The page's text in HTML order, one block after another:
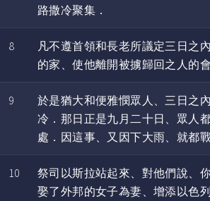
路撒冷聚集．
8
凡不遵首領和長老所議定三日之
的家、使他離開被擄歸回之人的會
9
於是猶大和便雅憫眾人、三日之
冷．那日正是九月二十日、眾人
處．因這事、又因下大雨、就都戰
10
祭司以斯拉站起來、對他們說、
娶了外邦的女子為妻、增添以色列